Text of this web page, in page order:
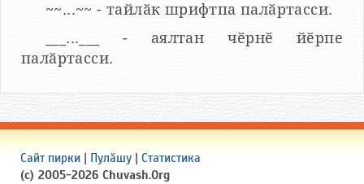
~~...~~ - тайлӑк шрифтпа палӑртасси.
___...___ - аялтан чӗрнӗ йӗрпе
палӑртасси.
Сайт пирки | Пулӑшу | Статистика
(c) 2005-2026 Chuvash.Org